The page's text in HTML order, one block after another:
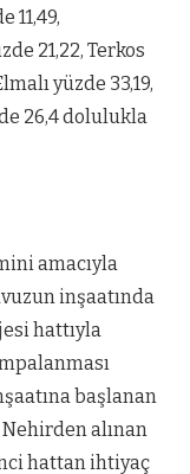
11,49,
21,22, Terkos
yüzde 33,19,
26,4 dolulukla
amacıyla
inşaatında
hattıyla
başlanan
alınan
hattan ihtiyaç